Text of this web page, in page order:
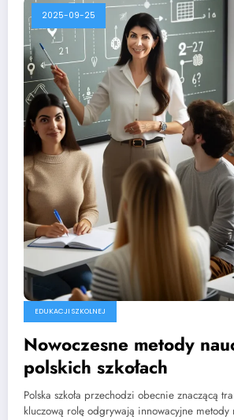
2025-09-25
EDUKACJI SZKOLNEJ
Nowoczesne metody
polskich szkołach
Polska szkoła przechodzi obecnie znaczącą
kluczową rolę odgrywają innowacyjne